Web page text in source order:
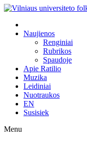
Naujienos
Renginiai
Rubrikos
Spaudoje
Apie Ratilio
Muzika
Leidiniai
Nuotraukos
EN
Susisiek
Menu